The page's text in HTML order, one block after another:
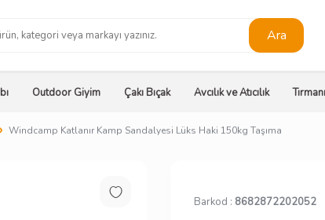
Ara
Outdoor Giyim Çakı Bıçak Avcılık ve Atıcılık
Windcamp Katlanır Kamp Sandalyesi Lüks Haki 150kg Taşıma
Barkod : 8682872202052